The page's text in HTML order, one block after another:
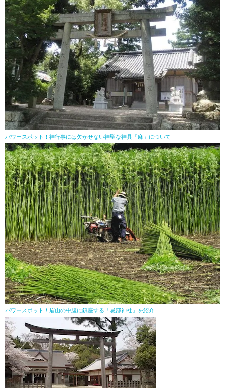
パワースポット！神行事には欠かせない神聖な神具「麻」について
パワースポット！眉山の中腹に鎮座する「忌部神社」を紹介